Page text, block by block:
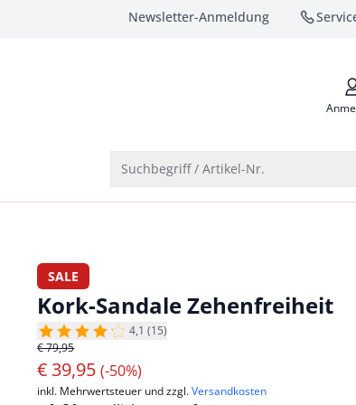
Newsletter-Anmeldung
Suchbegriff / Artikel-Nr.
SALE
Kork-Sandale Zehenfreiheit
4,1 (15)
€ 79,95
€ 39,95(-50%)
inkl. Mehrwertsteuer und zzgl.Versandkosten